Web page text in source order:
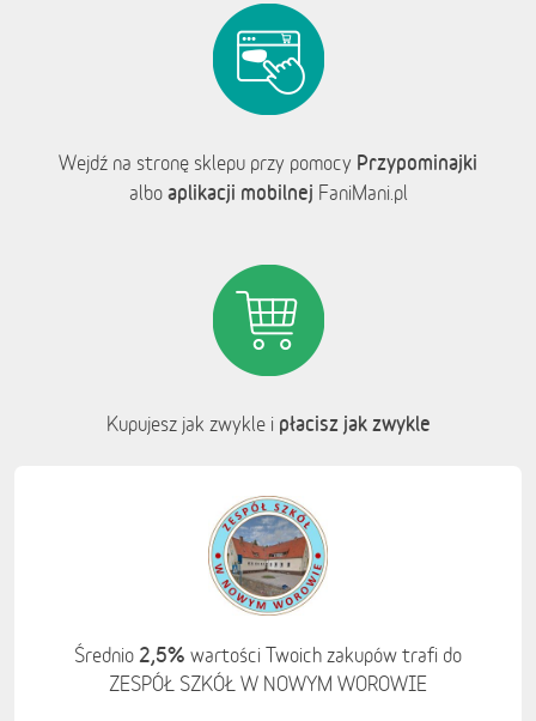
Wejdź na stronę sklepu przy pomocy Przypominajki
albo aplikacji mobilnej FaniMani.pl
Kupujesz jak zwykle i płacisz jak zwykle
Średnio 2,5% wartości Twoich zakupów trafi do
ZESPÓŁ SZKÓŁ W NOWYM WOROWIE